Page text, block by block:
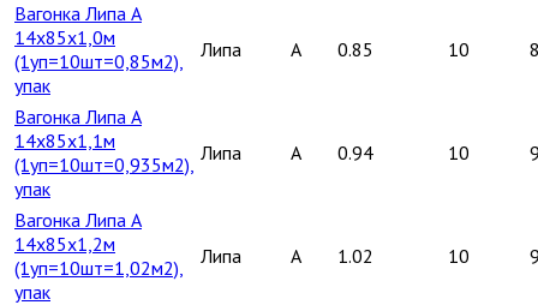
Вагонка Липа А
14х85х1,0м
(1уп=10шт=0,85м2),
упак
Липа A 0.85 10
Вагонка Липа А
14х85х1,1м
(1уп=10шт=0,935м2),
упак
Липа A 0.94 10
Вагонка Липа А
14х85х1,2м
(1уп=10шт=1,02м2),
упак
Липа A 1.02 10